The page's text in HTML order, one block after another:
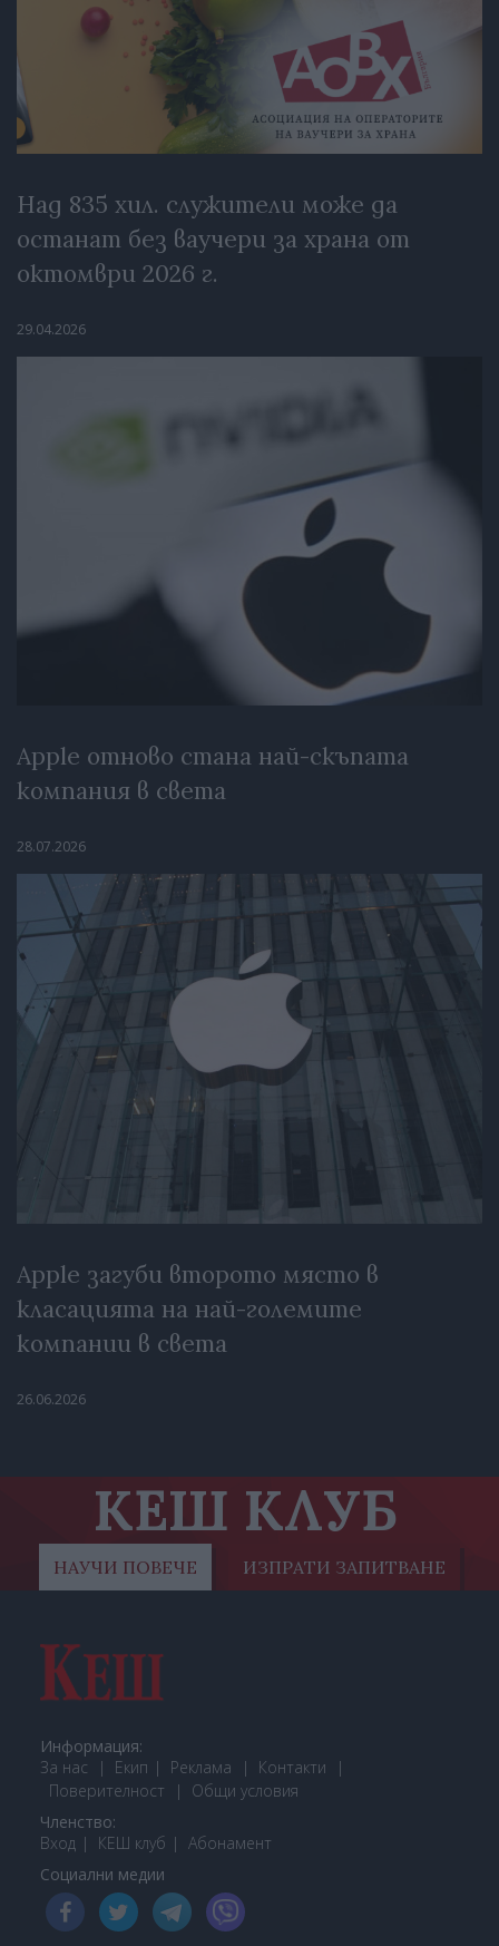
Над 835 хил. служители може да
останат без ваучери за храна от
октомври 2026 г.
29.04.2026
Apple отново стана най-скъпата
компания в света
28.07.2026
Apple загуби второто място в
класацията на най-големите
компании в света
26.06.2026
КЕШ КЛУБ
НАУЧИ ПОВЕЧЕ ИЗПРАТИ ЗАПИТВАНЕ
Информация:
За нас
Екип Реклама
Контакти
Поверителност
Общи условия
Членство:
Вход
КЕШ клуб Абонамент
Социални медии